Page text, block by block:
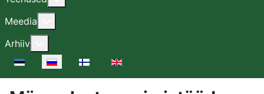
Meedia
Arhiiv
Выберите язык